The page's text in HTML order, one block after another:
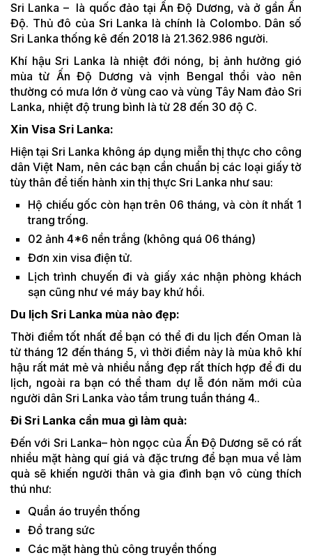
Sri Lanka – là quốc đảo tại Ấn Độ Dương, và ở gần Ấn
Độ. Thủ đô của Sri Lanka là chính là Colombo. Dân số
Sri Lanka thống kê đến 2018 là 21.362.986 người.
Khí hậu Sri Lanka là nhiệt đới nóng, bị ảnh hưởng gió
mùa từ Ấn Độ Dương và vịnh Bengal thổi vào nên
thường có mưa lớn ở vùng cao và vùng Tây Nam đảo Sri
Lanka, nhiệt độ trung bình là từ 28 đến 30 độ C.
Xin Visa Sri Lanka:
Hiện tại Sri Lanka không áp dụng miễn thị thực cho công
dân Việt Nam, nên các bạn cần chuẩn bị các loại giấy tờ
tùy thân để tiến hành xin thị thực Sri Lanka như sau:
Hộ chiếu gốc còn hạn trên 06 tháng, và còn ít nhất 1
trang trống.
02 ảnh 4*6 nền trắng (không quá 06 tháng)
Đơn xin visa điện tử.
Lịch trình chuyến đi và giấy xác nhận phòng khách
sạn cũng như vé máy bay khứ hồi.
Du lịch Sri Lanka mùa nào đẹp:
Thời điểm tốt nhất để bạn có thể đi du lịch đến Oman là
từ tháng 12 đến tháng 5, vì thời điểm này là mùa khô khí
hậu rất mát mẻ và nhiều nắng đẹp rất thích hợp để đi du
lịch, ngoài ra bạn có thể tham dự lễ đón năm mới của
người dân Sri Lanka vào tầm trung tuần tháng 4..
Đi Sri Lanka cần mua gì làm quà:
Đến với Sri Lanka– hòn ngọc của Ấn Độ Dương sẽ có rất
nhiều mặt hàng quí giá và đặc trưng để bạn mua về làm
quà sẽ khiến người thân và gia đình bạn vô cùng thích
thú như:
Quần áo truyền thống
Đồ trang sức
Các mặt hàng thủ công truyền thống